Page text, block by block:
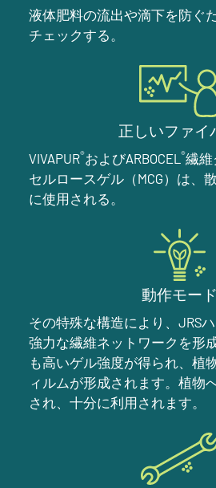
液体肥料の流出や滴下を防ぐ
チェックする。
正しいファイ
VIVAPUR®およびARBOCEL ®繊維
セルロースゲル（MCG）は、
に使用される。
動作モード
その特殊な構造により、JRS
強力な繊維ネットワークを形
も高いゲル強度が得られ、植
ィルムが形成されます。植物
され、十分に利用されます。